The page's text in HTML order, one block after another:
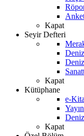
Kapat
Seyir Defteri
Kapat
Kütüphane
e-
Kapat